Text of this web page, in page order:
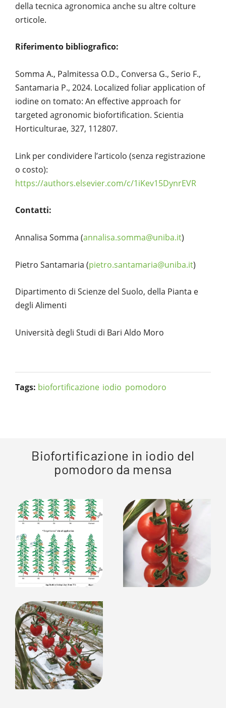
della tecnica agronomica anche su altre colture
orticole.
Riferimento bibliografico:
Somma A., Palmitessa O.D., Conversa G., Serio F.,
Santamaria P., 2024. Localized foliar application of
iodine on tomato: An effective approach for
targeted agronomic biofortification. Scientia
Horticulturae, 327, 112807.
Link per condividere l’articolo (senza registrazione
o costo):
https://authors.elsevier.com/c/1iKev15DynrEVR
Contatti:
Annalisa Somma (annalisa.somma@uniba.it)
Pietro Santamaria (pietro.santamaria@uniba.it)
Dipartimento di Scienze del Suolo, della Pianta e
degli Alimenti
Università degli Studi di Bari Aldo Moro
Tags: biofortificazione iodio pomodoro
Biofortificazione in iodio del
pomodoro da mensa